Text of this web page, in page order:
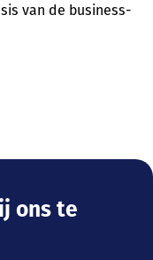
van de business-
ons te